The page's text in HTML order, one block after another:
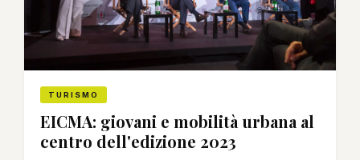
TURISMO
EICMA: giovani e mobilità urbana al
centro dell'edizione 2023